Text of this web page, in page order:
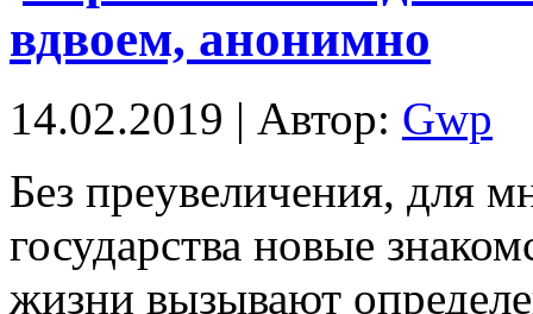
вдвоем, анонимно
14.02.2019 | Автор: Gwp
Бeз прeувeличeния, для
государства новые
жизни вызывают